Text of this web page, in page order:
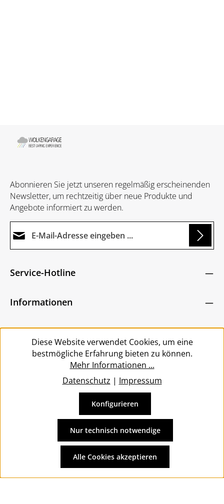
Abonnieren Sie jetzt unseren regelmäßig erscheinenden
Newsletter, um rechtzeitig über neue Produkte und
Angebote informiert zu werden.
Ich habe dieDatenschutzbestimmungen
bin mit ihnen einverstanden.
Zeichen ein*
Die mit einem Stern (*) markierten Felder sind
Service-Hotline
Informationen
Service
Vertrag widerrufen
und ggf. Nachnahmegebühren, wenn nicht anders
angegeben.
Diese Website verwendet Cookies, um eine
bestmögliche Erfahrung bieten zu können.
Mehr Informationen ...
Datenschutz | Impressum
Nur technisch notwendige
Konfigurieren
Alle Cookies akzeptieren